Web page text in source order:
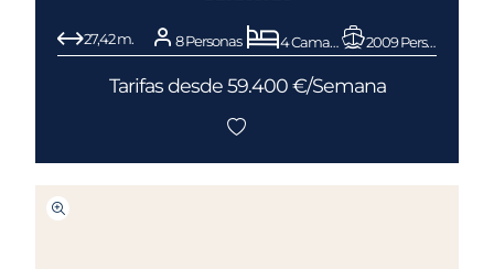
27,42 m. 8 Personas 4 Camarotes 2009 Pershing
Tarifas desde 59.400 €/Semana